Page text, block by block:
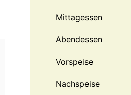
Mittagessen
Abendessen
Vorspeise
Nachspeise